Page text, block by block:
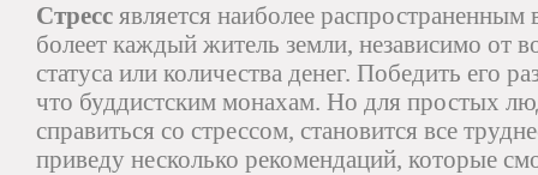
Стресс является наиболее
болеет каждый житель земли, независимо от
статуса или количества денег. Победить его
что буддистским монахам. Но для простых
справиться со стрессом, становится все
приведу несколько рекомендаций, которые